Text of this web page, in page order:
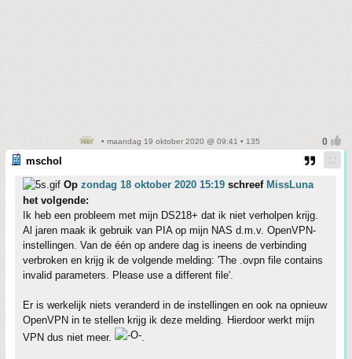
• maandag 19 oktober 2020 @ 09:41 • 135
mschol
Op zondag 18 oktober 2020 15:19 schreef MissLuna
het volgende:
Ik heb een probleem met mijn DS218+ dat ik niet verholpen krijg.
Al jaren maak ik gebruik van PIA op mijn NAS d.m.v. OpenVPN-
instellingen. Van de één op andere dag is ineens de verbinding
verbroken en krijg ik de volgende melding: 'The .ovpn file contains
invalid parameters. Please use a different file'.
Er is werkelijk niets veranderd in de instellingen en ook na opnieuw
OpenVPN in te stellen krijg ik deze melding. Hierdoor werkt mijn
VPN dus niet meer.
.